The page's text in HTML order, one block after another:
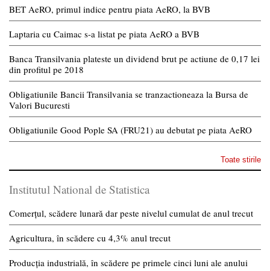
BET AeRO, primul indice pentru piata AeRO, la BVB
Laptaria cu Caimac s-a listat pe piata AeRO a BVB
Banca Transilvania plateste un dividend brut pe actiune de 0,17 lei
din profitul pe 2018
Obligatiunile Bancii Transilvania se tranzactioneaza la Bursa de
Valori Bucuresti
Obligatiunile Good Pople SA (FRU21) au debutat pe piata AeRO
Toate stirile
Institutul National de Statistica
Comerțul, scădere lunară dar peste nivelul cumulat de anul trecut
Agricultura, în scădere cu 4,3% anul trecut
Producția industrială, în scădere pe primele cinci luni ale anului